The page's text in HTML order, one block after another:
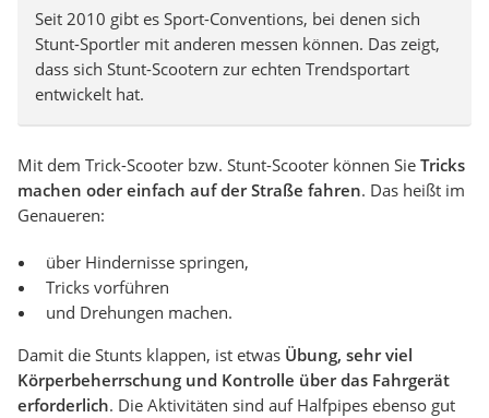
Seit 2010 gibt es Sport-Conventions, bei denen sich
Stunt-Sportler mit anderen messen können. Das zeigt,
dass sich Stunt-Scootern zur echten Trendsportart
entwickelt hat.
Mit dem Trick-Scooter bzw. Stunt-Scooter können Sie Tricks
machen oder einfach auf der Straße fahren. Das heißt im
Genaueren:
über Hindernisse springen,
Tricks vorführen
und Drehungen machen.
Damit die Stunts klappen, ist etwas Übung, sehr viel
Körperbeherrschung und Kontrolle über das Fahrgerät
erforderlich. Die Aktivitäten sind auf Halfpipes ebenso gut